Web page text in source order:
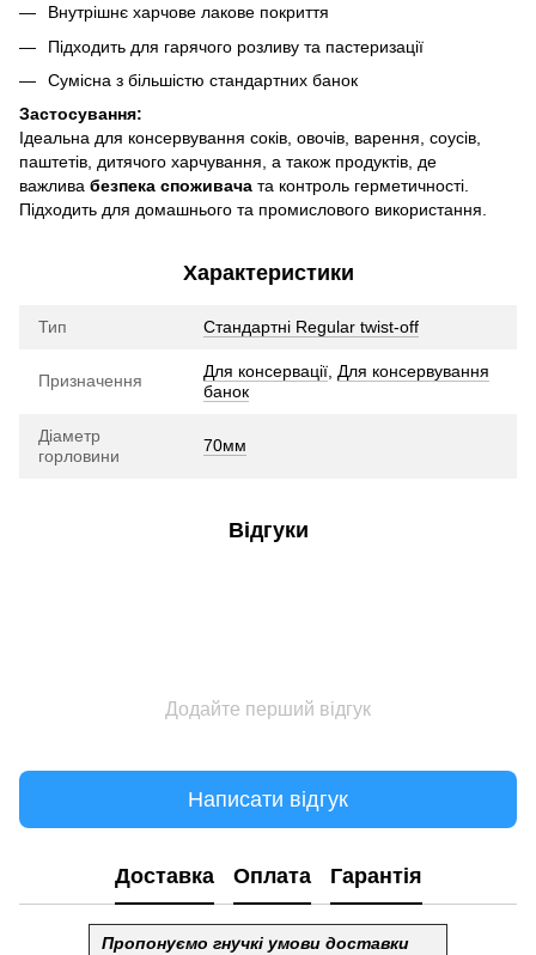
Внутрішнє харчове лакове покриття
Підходить для гарячого розливу та пастеризації
Сумісна з більшістю стандартних банок
Застосування:
Ідеальна для консервування соків, овочів, варення, соусів,
паштетів, дитячого харчування, а також продуктів, де
важлива безпека споживача та контроль герметичності.
Підходить для домашнього та промислового використання.
Характеристики
Тип Стандартні Regular twist-off
Призначення Для консервації, Для консервування
банок
Діаметр
горловини
70мм
Відгуки
Додайте перший відгук
Написати відгук
Доставка Оплата Гарантія
Пропонуємо гнучкі умови доставки